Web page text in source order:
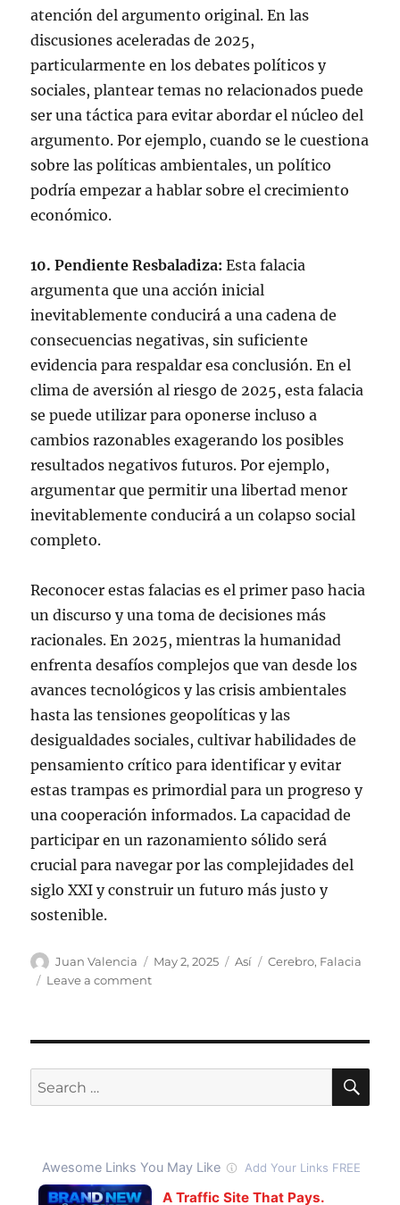
atención del argumento original. En las
discusiones aceleradas de 2025,
particularmente en los debates políticos y
sociales, plantear temas no relacionados puede
ser una táctica para evitar abordar el núcleo del
argumento. Por ejemplo, cuando se le cuestiona
sobre las políticas ambientales, un político
podría empezar a hablar sobre el crecimiento
económico.
10. Pendiente Resbaladiza: Esta falacia
argumenta que una acción inicial
inevitablemente conducirá a una cadena de
consecuencias negativas, sin suficiente
evidencia para respaldar esa conclusión. En el
clima de aversión al riesgo de 2025, esta falacia
se puede utilizar para oponerse incluso a
cambios razonables exagerando los posibles
resultados negativos futuros. Por ejemplo,
argumentar que permitir una libertad menor
inevitablemente conducirá a un colapso social
completo.
Reconocer estas falacias es el primer paso hacia
un discurso y una toma de decisiones más
racionales. En 2025, mientras la humanidad
enfrenta desafíos complejos que van desde los
avances tecnológicos y las crisis ambientales
hasta las tensiones geopolíticas y las
desigualdades sociales, cultivar habilidades de
pensamiento crítico para identificar y evitar
estas trampas es primordial para un progreso y
una cooperación informados. La capacidad de
participar en un razonamiento sólido será
crucial para navegar por las complejidades del
siglo XXI y construir un futuro más justo y
sostenible.
Author
Juan Valencia
Posted
May 2, 2025 Categories
Así Tags
Cerebro, Falacia
Leave a commenton
Afectan
la
2025
Search
for: